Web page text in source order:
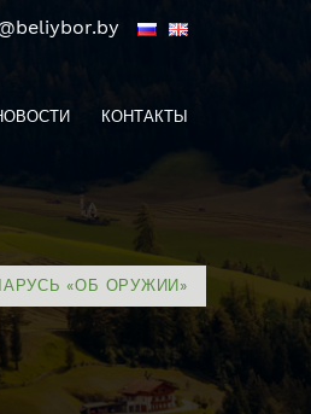
КОНТАКТЫ
«ОБ ОРУЖИИ»